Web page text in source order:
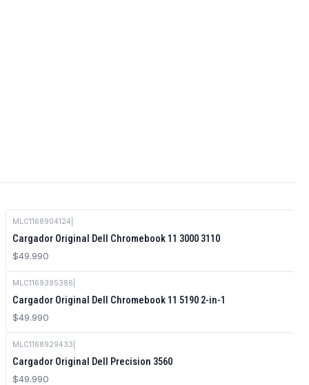
MLC1168904124
Cargador Original Dell Chromebook 11 3000 3110
$49.990
MLC1169395386
Cargador Original Dell Chromebook 11 5190 2-in-1
$49.990
MLC1168929433
Cargador Original Dell Precision 3560
$49.990